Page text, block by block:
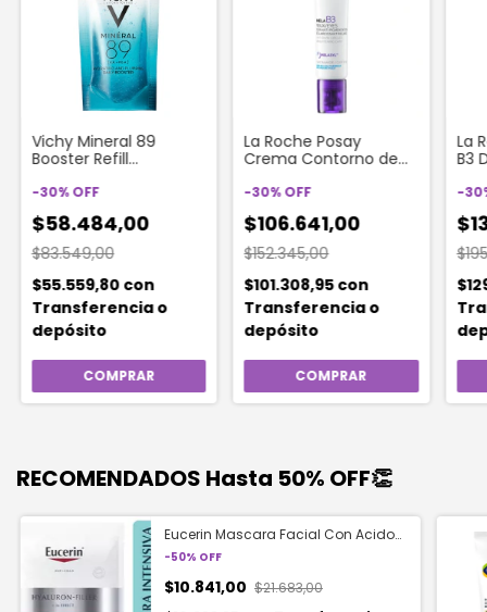
Vichy Mineral 89
Booster Refill
Rellenador
Revitalizante X 30ml
-30%OFF
$58.484,00
$83.549,00
$55.559,80 con
Transferencia o
depósito
La Roche Posay
Crema Contorno de
-30%OFF
$106.641,00
$152.345,00
$101.308,95con
Transferencia o
depósito
La
B3
-30
RECOMENDADOS Hasta 50% OFF👏
Eucerin Mascara Facial Con Acido
Hialuronico 1 Unidad
-50% OFF
$10.841,00 $21.683,00